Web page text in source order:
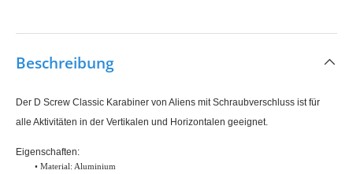
Beschreibung
Der D Screw Classic Karabiner von Aliens mit Schraubverschluss ist für
alle Aktivitäten in der Vertikalen und Horizontalen geeignet.
Eigenschaften:
• Material: Aluminium